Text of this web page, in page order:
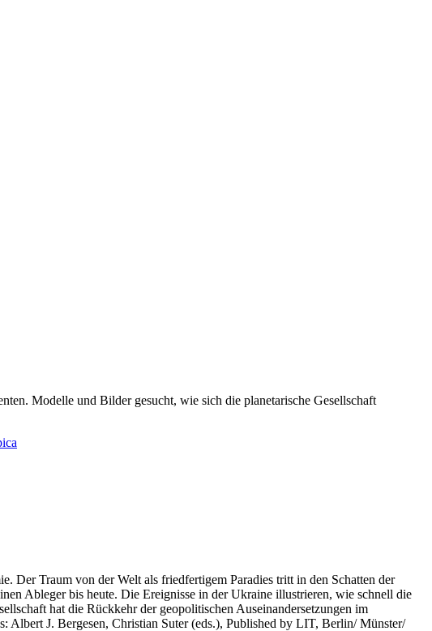
Modelle und Bilder gesucht, wie sich die planetarische Gesellschaft
Der Traum von der Welt als friedfertigem Paradies tritt in den Schatten der
Ableger bis heute. Die Ereignisse in der Ukraine illustrieren, wie schnell die
hat die Rückkehr der geopolitischen Auseinandersetzungen im
Albert J. Bergesen, Christian Suter (eds.), Published by LIT, Berlin/ Münster/